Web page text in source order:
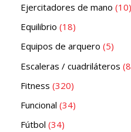
Ejercitadores de mano 10
Equilibrio 18
Equipos de arquero 5
Escaleras / cuadriláteros 8
Fitness 320
Funcional 34
Fútbol 34